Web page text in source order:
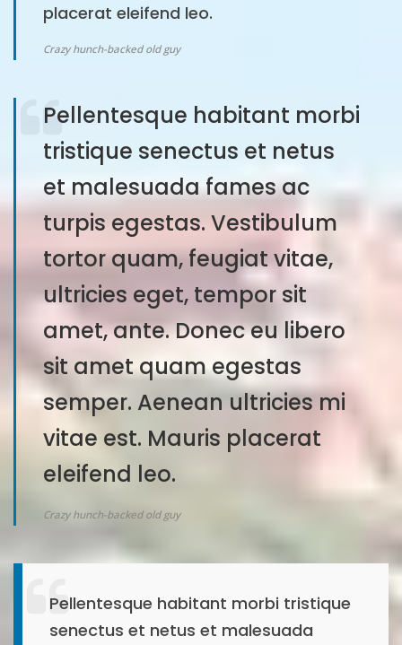
placerat eleifend leo.
Crazy hunch-backed old guy
Pellentesque habitant morbi
tristique senectus et netus
et malesuada fames ac
turpis egestas. Vestibulum
tortor quam, feugiat vitae,
ultricies eget, tempor sit
amet, ante. Donec eu libero
sit amet quam egestas
semper. Aenean ultricies mi
vitae est. Mauris placerat
eleifend leo.
Crazy hunch-backed old guy
Pellentesque habitant morbi tristique
senectus et netus et malesuada